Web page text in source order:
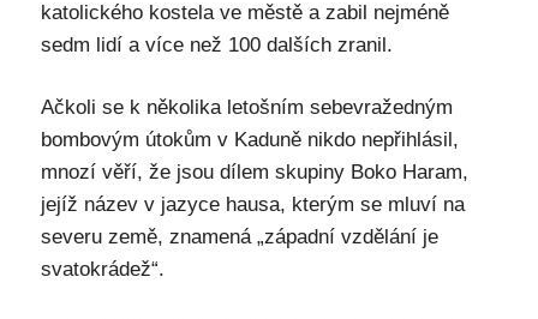
katolického kostela ve městě a zabil nejméně
sedm lidí a více než 100 dalších zranil.
Ačkoli se k několika letošním sebevražedným
bombovým útokům v Kaduně nikdo nepřihlásil,
mnozí věří, že jsou dílem skupiny Boko Haram,
jejíž název v jazyce hausa, kterým se mluví na
severu země, znamená „západní vzdělání je
svatokrádež“.